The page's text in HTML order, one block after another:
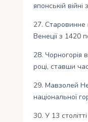
японській війні
27. Старовинне
Венеції з 1420
28. Чорногорія
році, ставши
29. Мавзолей
національної
30. У 13